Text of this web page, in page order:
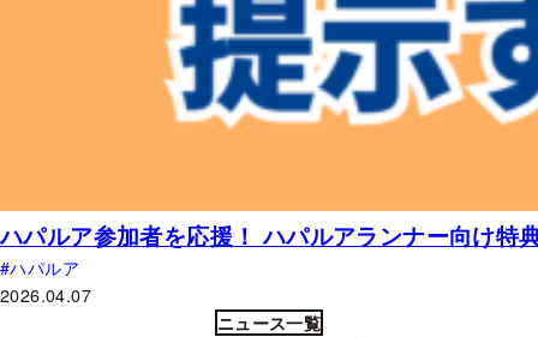
ハパルア参加者を応援！ ハパルアランナー向け特
ハパルア
2026.04.07
ニュース一覧